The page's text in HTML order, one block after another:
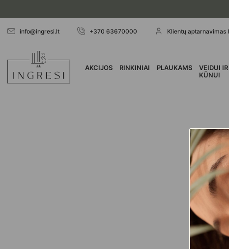
info@ingresi.lt +370 63670000 Klientų aptarnavimas
AKCIJOS RINKINIAI PLAUKAMS
VEIDUI IR
KŪNUI